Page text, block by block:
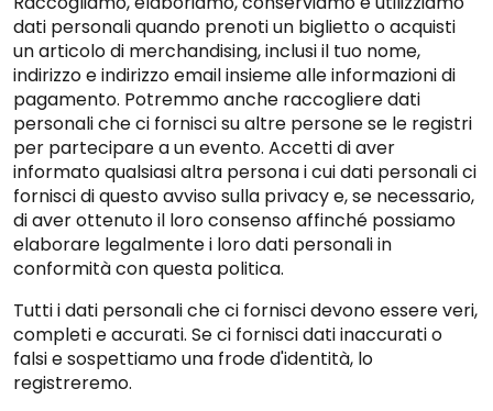
dati personali quando prenoti un biglietto o acquisti
un articolo di merchandising, inclusi il tuo nome,
indirizzo e indirizzo email insieme alle informazioni di
pagamento. Potremmo anche raccogliere dati
personali che ci fornisci su altre persone se le registri
per partecipare a un evento. Accetti di aver
informato qualsiasi altra persona i cui dati personali ci
fornisci di questo avviso sulla privacy e, se necessario,
di aver ottenuto il loro consenso affinché possiamo
elaborare legalmente i loro dati personali in
conformità con questa politica.
Tutti i dati personali che ci fornisci devono essere veri,
completi e accurati. Se ci fornisci dati inaccurati o
falsi e sospettiamo una frode d'identità, lo
registreremo.